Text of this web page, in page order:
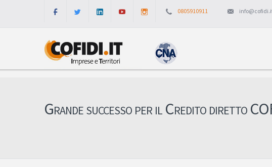
0805910911
Grande successo per il Credito diretto